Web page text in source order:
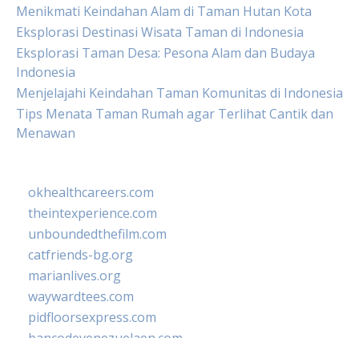
Menikmati Keindahan Alam di Taman Hutan Kota
Eksplorasi Destinasi Wisata Taman di Indonesia
Eksplorasi Taman Desa: Pesona Alam dan Budaya
Indonesia
Menjelajahi Keindahan Taman Komunitas di Indonesia
Tips Menata Taman Rumah agar Terlihat Cantik dan
Menawan
okhealthcareers.com
theintexperience.com
unboundedthefilm.com
catfriends-bg.org
marianlives.org
waywardtees.com
pidfloorsexpress.com